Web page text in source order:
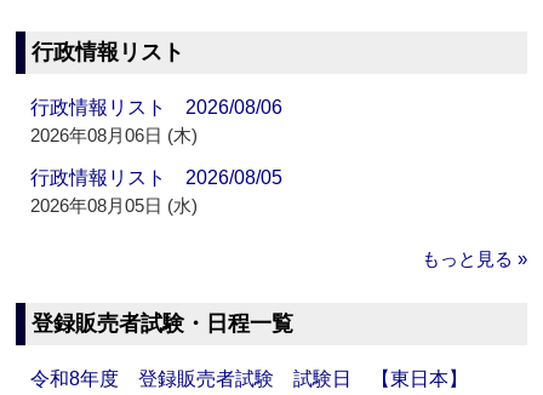
行政情報リスト
行政情報リスト 2026/08/06
2026年08月06日 (木)
行政情報リスト 2026/08/05
2026年08月05日 (水)
もっと見る »
登録販売者試験・日程一覧
令和8年度 登録販売者試験 試験日 【東日本】